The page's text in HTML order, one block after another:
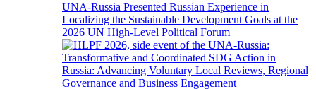
UNA-Russia Presented Russian Experience in
Localizing the Sustainable Development Goals at the
2026 UN High-Level Political Forum